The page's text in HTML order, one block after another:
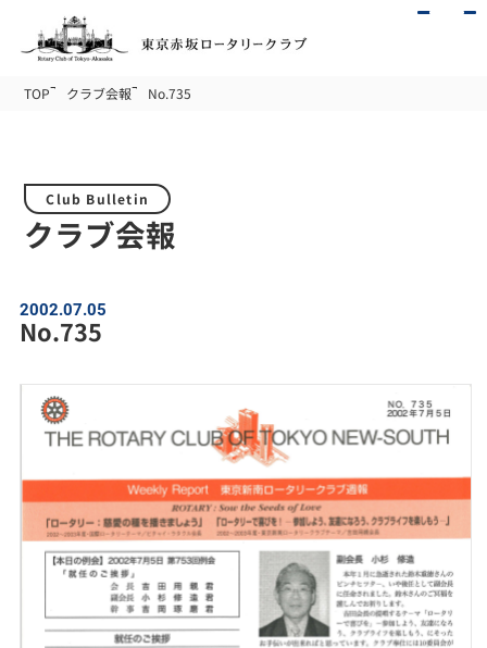
TOP クラブ会報 No.735
Club Bulletin
クラブ会報
2002.07.05
No.735